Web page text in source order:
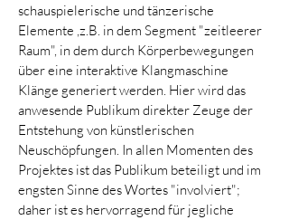
schauspielerische und tänzerische
Elemente ,z.B. in dem Segment "zeitleerer
Raum", in dem durch Körperbewegungen
über eine interaktive Klangmaschine
Klänge generiert werden. Hier wird das
anwesende Publikum direkter Zeuge der
Entstehung von künstlerischen
Neuschöpfungen. In allen Momenten des
Projektes ist das Publikum beteiligt und im
engsten Sinne des Wortes "involviert";
daher ist es hervorragend für jegliche